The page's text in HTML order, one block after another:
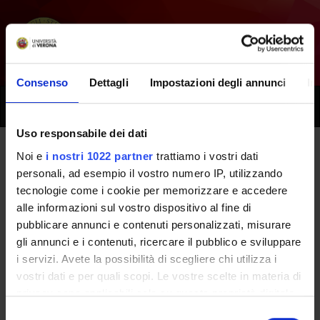
Consenso Dettagli Impostazioni degli annunci
Uso responsabile dei dati
Noi e i nostri 1022 partner trattiamo i vostri dati
personali, ad esempio il vostro numero IP, utilizzando
tecnologie come i cookie per memorizzare e accedere
alle informazioni sul vostro dispositivo al fine di
pubblicare annunci e contenuti personalizzati, misurare
gli annunci e i contenuti, ricercare il pubblico e sviluppare
i servizi. Avete la possibilità di scegliere chi utilizza i
vostri dati e per quali scopi. Le vostre scelte in materia di
privacy sono applicabili solo su questa proprietà digitale
Toggle
Tutti i prossimi seminari -
Farmacologia, anestesia ed
emergenza in odontoiatria -
(2023/2024)
Home Didattica Seminari